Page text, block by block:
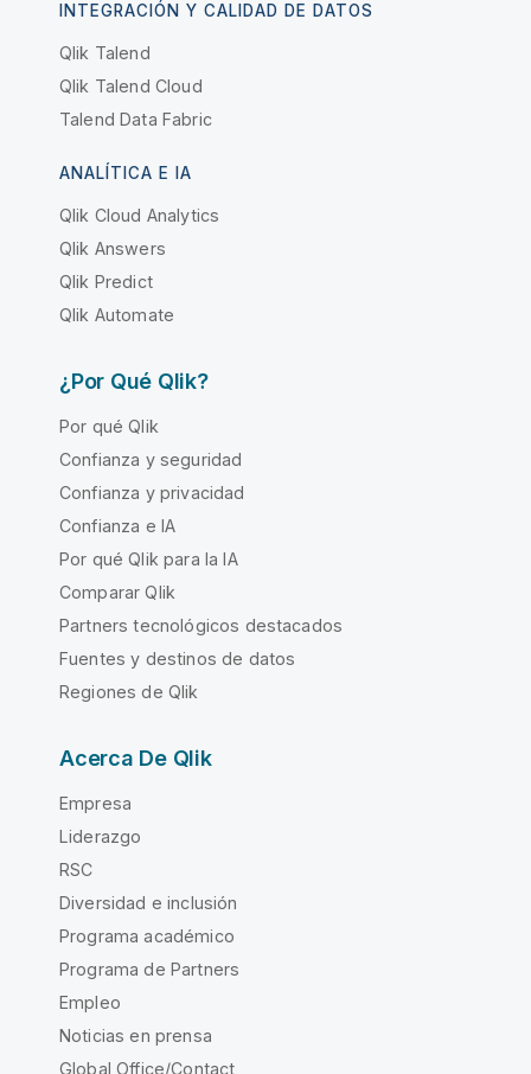
INTEGRACIÓN Y CALIDAD DE DATOS
Qlik Talend
Qlik Talend Cloud
Talend Data Fabric
ANALÍTICA E IA
Qlik Cloud Analytics
Qlik Answers
Qlik Predict
Qlik Automate
¿Por Qué Qlik?
Por qué Qlik
Confianza y seguridad
Confianza y privacidad
Confianza e IA
Por qué Qlik para la IA
Comparar Qlik
Partners tecnológicos destacados
Fuentes y destinos de datos
Regiones de Qlik
Acerca De Qlik
Empresa
Liderazgo
RSC
Diversidad e inclusión
Programa académico
Programa de Partners
Empleo
Noticias en prensa
Global Office/Contact